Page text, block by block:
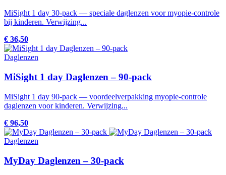
MiSight 1 day 30-pack — speciale daglenzen voor myopie-controle
bij kinderen. Verwijzing...
€ 36,50
Daglenzen
MiSight 1 day Daglenzen – 90-pack
MiSight 1 day 90-pack — voordeelverpakking myopie-controle
daglenzen voor kinderen. Verwijzing...
€ 96,50
Daglenzen
MyDay Daglenzen – 30-pack